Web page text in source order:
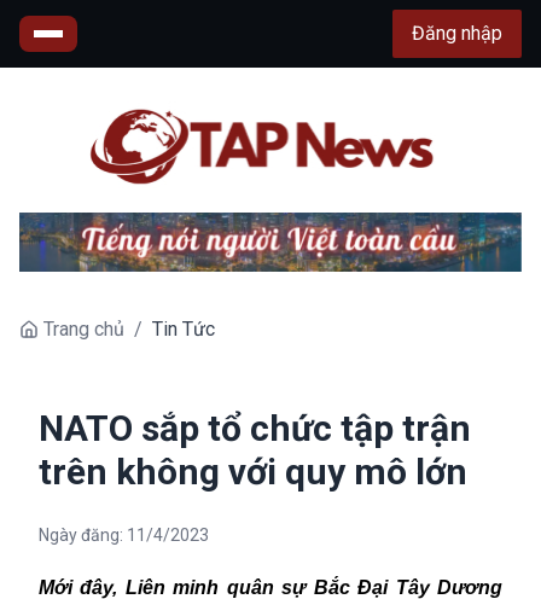
Đăng nhập
Trang chủ / Tin Tức
NATO sắp tổ chức tập trận
trên không với quy mô lớn
Ngày đăng: 11/4/2023
Mới đây, Liên minh quân sự Bắc Đại Tây Dương